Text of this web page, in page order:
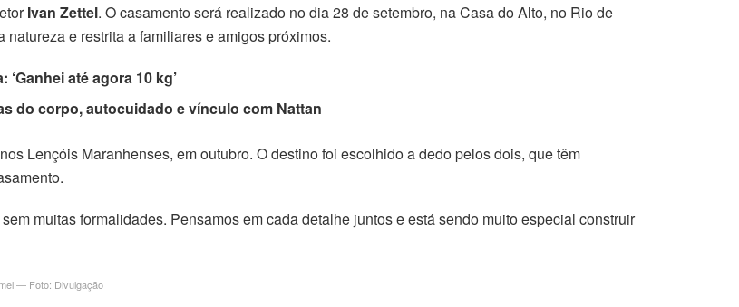
Ivan Zettel. O casamento será realizado no dia 28 de setembro, na Casa do Alto, no Rio de
e restrita a familiares e amigos próximos.
: ‘Ganhei até agora 10 kg’
do corpo, autocuidado e vínculo com Nattan
Lençóis Maranhenses, em outubro. O destino foi escolhido a dedo pelos dois, que têm
muitas formalidades. Pensamos em cada detalhe juntos e está sendo muito especial construir
— Foto: Divulgação